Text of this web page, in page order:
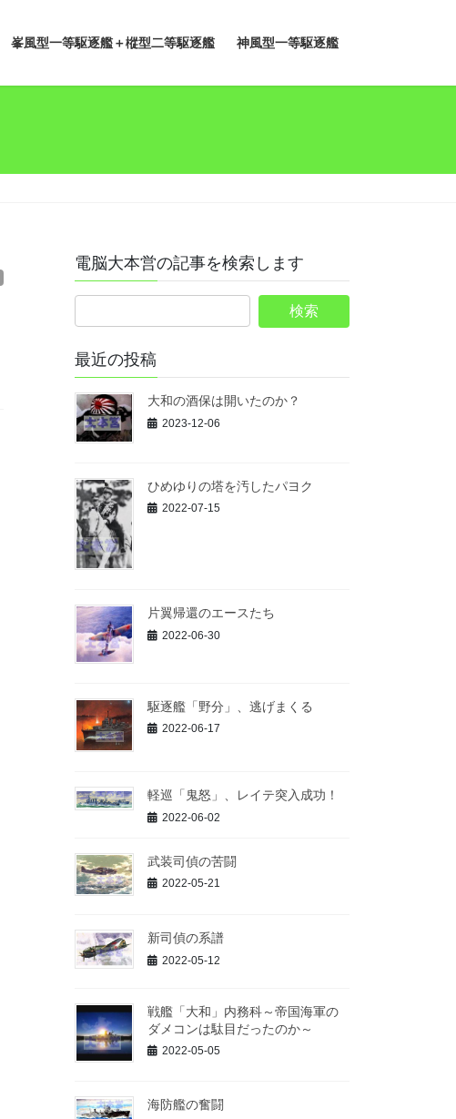
峯風型一等駆逐艦＋樅型二等駆逐艦 神風型一等駆逐艦
電脳大本営の記事を検索します
最近の投稿
大和の酒保は開いたのか？
2023-12-06
ひめゆりの塔を汚したパヨク
2022-07-15
片翼帰還のエースたち
2022-06-30
駆逐艦「野分」、逃げまくる
2022-06-17
軽巡「鬼怒」、レイテ突入成功！
2022-06-02
武装司偵の苦闘
2022-05-21
新司偵の系譜
2022-05-12
戦艦「大和」内務科～帝国海軍の
ダメコンは駄目だったのか～
2022-05-05
海防艦の奮闘